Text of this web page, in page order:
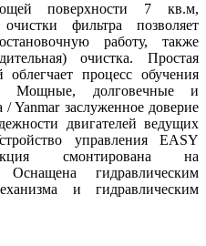
поверхности 7 кв.м,
фильтра позволяет
работу, также
очистка. Простая
процесс обучения
Мощные, долговечные и
Yanmar заслуженное доверие
двигателей ведущих
управления EASY
смонтирована на
Оснащена гидравлическим
и гидравлическим